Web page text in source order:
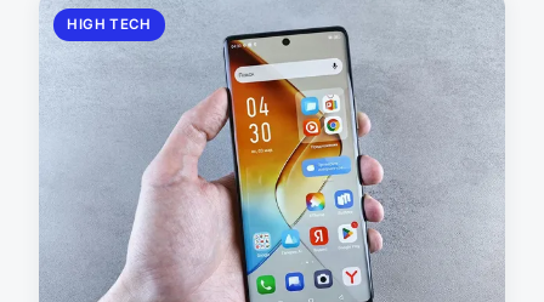
HIGH TECH